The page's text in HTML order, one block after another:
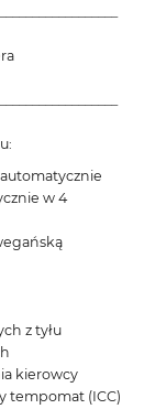
automatycznie
w 4
z tyłu
kierowcy
tempomat (ICC)